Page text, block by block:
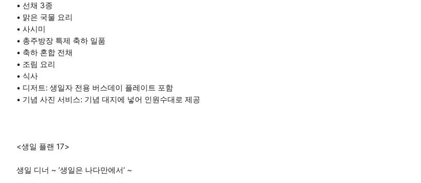
• 선채 3종
• 맑은 국물 요리
• 사시미
• 총주방장 특제 축하 일품
• 축하 혼합 전채
• 조림 요리
• 식사
• 디저트: 생일자 전용 버스데이 플레이트 포함
• 기념 사진 서비스: 기념 대지에 넣어 인원수대로 제공
<생일 플랜 17>
생일 디너 ~ ‘생일은 나다만에서’ ~